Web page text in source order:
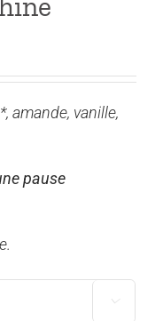
amande, vanille,
pause
